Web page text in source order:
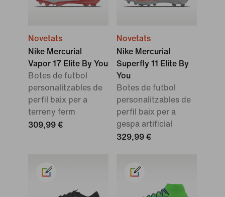
Novetats
Nike Mercurial
Vapor 17 Elite By You
Botes de futbol
personalitzables de
perfil baix per a
terreny ferm
309,99 €
Novetats
Nike Mercurial
Superfly 11 Elite By
You
Botes de futbol
personalitzables de
perfil baix per a
gespa artificial
329,99 €